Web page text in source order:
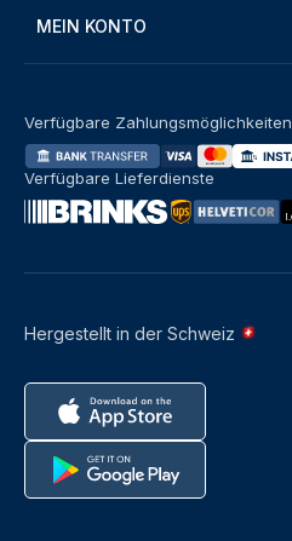
MEIN KONTO
Hergestellt in der Schweiz
Verfügbare Zahlungsmöglichkeiten
Verfügbare Lieferdienste